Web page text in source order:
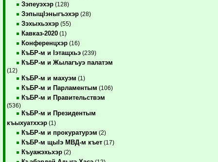
Зэпеуэхэр (128)
ЗэпыщIэныгъэхэр (28)
Зэхыхьэхэр (55)
Кавказ-2020 (1)
Конференцхэр (16)
КъБР-м и Iэтащхьэ (239)
КъБР-м и Жылагъуэ палатэм
(12)
КъБР-м и махуэм (1)
КъБР-м и Парламентым (106)
КъБР-м и Правительствэм
(536)
КъБР-м и Президентым
къыхуатххэр (1)
КъБР-м и прокуратурэм (2)
КъБР-м щыIэ МВД-м къет (17)
Къуажэхьхэр (2)